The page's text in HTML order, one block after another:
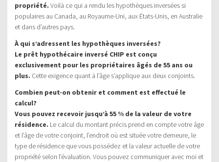
propriété. Voilà ce qui a rendu les hypothèques inversées si
populaires au Canada, au Royaume-Uni, aux États-Unis, en Australie
et dans d’autres pays.
À qui s’adressent les hypothèques inversées?
Le prêt hypothécaire inversé CHIP est conçu
exclusivement pour les propriétaires âgés de 55 ans ou
plus. Cette exigence quant à l’âge s’applique aux deux conjoints.
Combien peut-on obtenir et comment est effectué le
calcul?
Vous pouvez recevoir jusqu’à 55 % de la valeur de votre
résidence. Le calcul du montant précis prend en compte votre âge
et l’âge de votre conjoint, l’endroit où est située votre demeure, le
type de résidence que vous possédez et la valeur actuelle de votre
propriété selon l’évaluation. Vous pouvez communiquer avec moi et